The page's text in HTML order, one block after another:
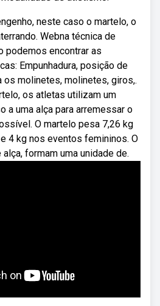
neste caso o martelo, o
Webna técnica de
podemos encontrar as
Empunhadura, posição de
os molinetes, molinetes, giros,.
os atletas utilizam um
a uma alça para arremessar o
O martelo pesa 7,26 kg
4 kg nos eventos femininos. O
formam uma unidade de.